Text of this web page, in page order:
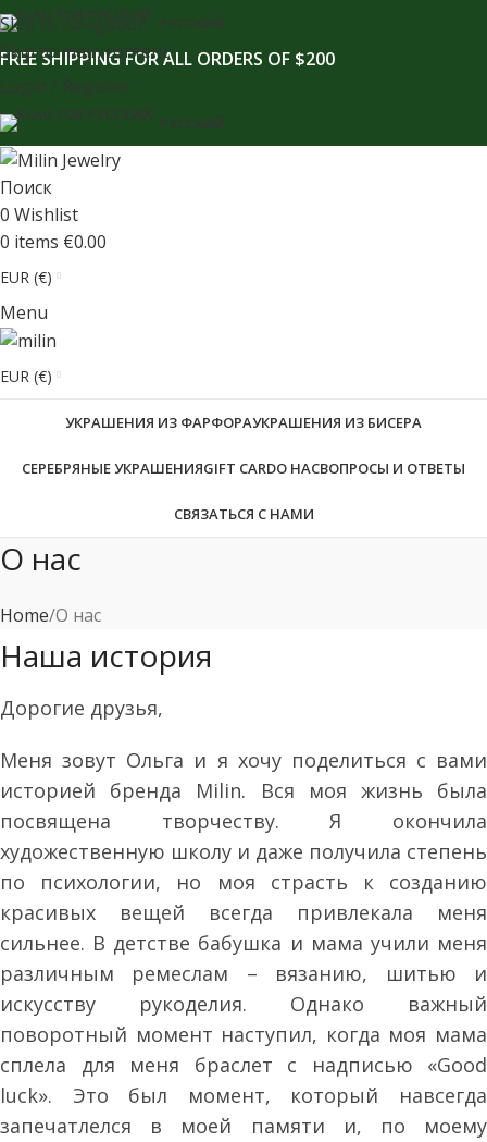
содержимому
Skip to navigation
Skip to main content
РУССКИЙ
FREE SHIPPING FOR ALL ORDERS OF $200
Login / Register
РУССКИЙ
Поиск
0 Wishlist
0 items €0.00
EUR (€)
Menu
EUR (€)
УКРАШЕНИЯ ИЗ ФАРФОРАУКРАШЕНИЯ ИЗ БИСЕРА
СЕРЕБРЯНЫЕ УКРАШЕНИЯGIFT CARDО НАСВОПРОСЫ И ОТВЕТЫ
СВЯЗАТЬСЯ С НАМИ
О нас
Home О нас
Наша история
Дорогие друзья,
Меня зовут Ольга и я хочу поделиться с вами
историей бренда Milin. Вся моя жизнь была
посвящена творчеству. Я окончила
художественную школу и даже получила степень
по психологии, но моя страсть к созданию
красивых вещей всегда привлекала меня
сильнее. В детстве бабушка и мама учили меня
различным ремеслам – вязанию, шитью и
искусству рукоделия. Однако важный
поворотный момент наступил, когда моя мама
сплела для меня браслет с надписью «Good
luck». Это был момент, который навсегда
запечатлелся в моей памяти и, по моему